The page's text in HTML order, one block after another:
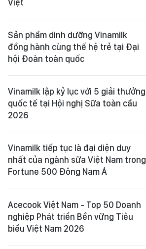
Sản phẩm dinh dưỡng Vinamilk
đồng hành cùng thế hệ trẻ tại Đại
hội Đoàn toàn quốc
Vinamilk lập kỷ lục với 5 giải thưởng
quốc tế tại Hội nghị Sữa toàn cầu
2026
Vinamilk tiếp tục là đại diện duy
nhất của ngành sữa Việt Nam trong
Fortune 500 Đông Nam Á
Acecook Việt Nam - Top 50 Doanh
nghiệp Phát triển Bền vững Tiêu
biểu Việt Nam 2026